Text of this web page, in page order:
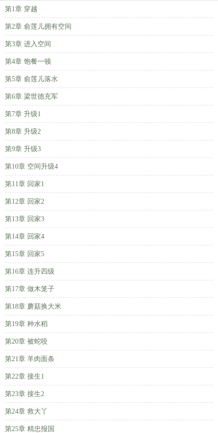
第1章 穿越
第2章 俞莲儿拥有空间
第3章 进入空间
第4章 饱餐一顿
第5章 俞莲儿落水
第6章 梁世德充军
第7章 升级1
第8章 升级2
第9章 升级3
第10章 空间升级4
第11章 回家1
第12章 回家2
第13章 回家3
第14章 回家4
第15章 回家5
第16章 连升四级
第17章 做木笼子
第18章 蘑菇换大米
第19章 种水稻
第20章 被蛇咬
第21章 羊肉面条
第22章 接生1
第23章 接生2
第24章 救大丫
第25章 精忠报国